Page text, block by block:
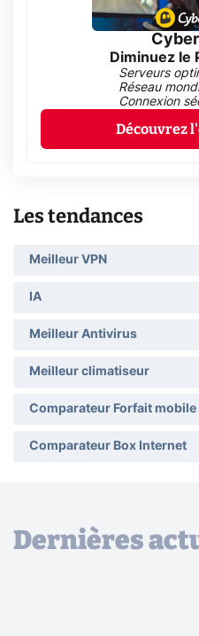
Diminuez le
Serveurs
Réseau
Connexion
Découvrez
Les tendances
Meilleur VPN
IA
Meilleur Antivirus
Meilleur climatiseur
Comparateur Forfait mobile
Comparateur Box Internet
Dernières